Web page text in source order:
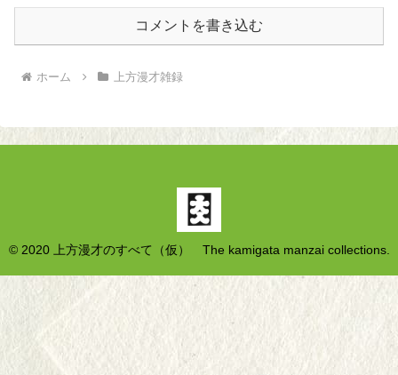
コメントを書き込む
ホーム 上方漫才雑録
© 2020 上方漫才のすべて（仮） The kamigata manzai collections.